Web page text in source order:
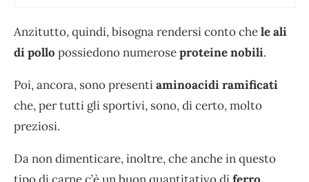
Anzitutto, quindi, bisogna rendersi conto chele ali
di pollo possiedono numeroseproteine nobili.
Poi, ancora, sono presentiaminoacidi ramificati
che, per tutti gli sportivi, sono, di certo, molto
preziosi.
Da non dimenticare, inoltre, che anche in questo